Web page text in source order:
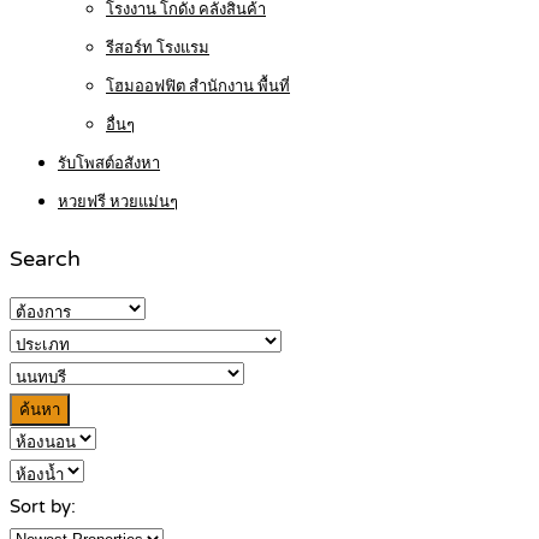
โรงงาน โกดัง คลังสินค้า
รีสอร์ท โรงแรม
โฮมออฟฟิต สำนักงาน พื้นที่
อื่นๆ
รับโพสต์อสังหา
หวยฟรี หวยแม่นๆ
Search
ค้นหา
Sort by: